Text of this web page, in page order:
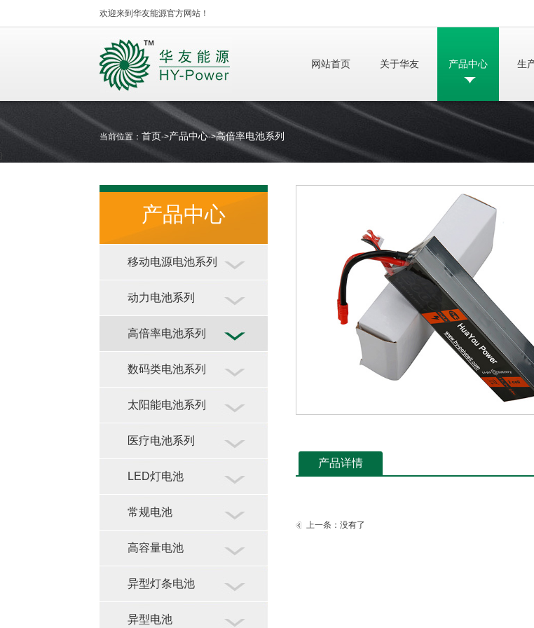
欢迎来到华友能源官方网站！
网站首页 关于华友 产品中心 生
当前位置： 首页->产品中心->高倍率电池系列
}
产品中心
移动电源电池系列
动力电池系列
高倍率电池系列
数码类电池系列
太阳能电池系列
医疗电池系列
LED灯电池
常规电池
高容量电池
异型灯条电池
异型电池
产品详情
上一条： 没有了